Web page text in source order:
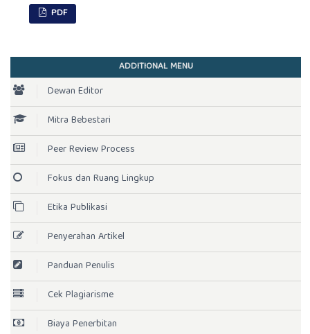
PDF
ADDITIONAL MENU
Dewan Editor
Mitra Bebestari
Peer Review Process
Fokus dan Ruang Lingkup
Etika Publikasi
Penyerahan Artikel
Panduan Penulis
Cek Plagiarisme
Biaya Penerbitan